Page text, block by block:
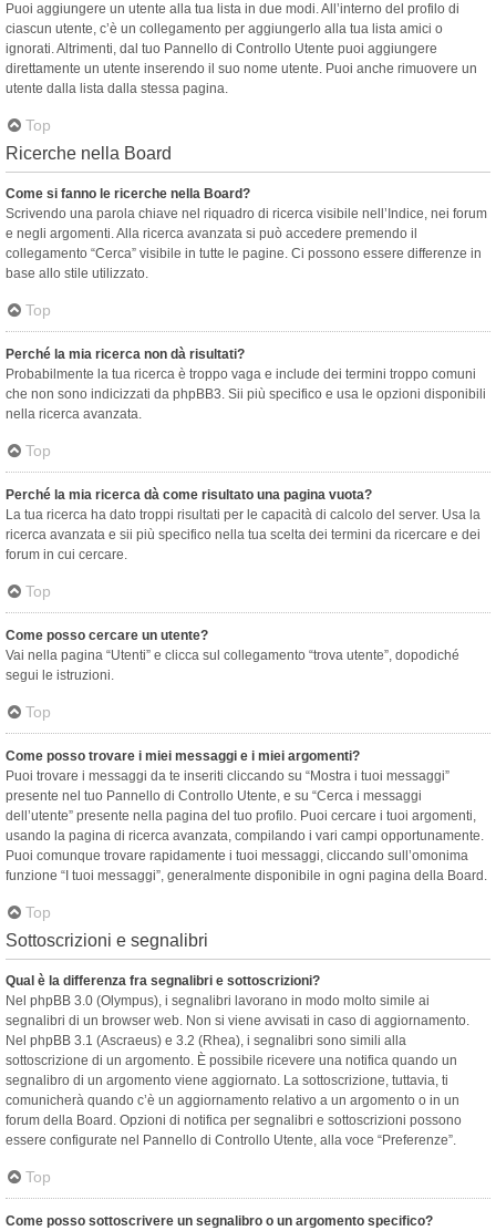
Puoi aggiungere un utente alla tua lista in due modi. All’interno del profilo di
ciascun utente, c’è un collegamento per aggiungerlo alla tua lista amici o
ignorati. Altrimenti, dal tuo Pannello di Controllo Utente puoi aggiungere
direttamente un utente inserendo il suo nome utente. Puoi anche rimuovere un
utente dalla lista dalla stessa pagina.
Top
Ricerche nella Board
Come si fanno le ricerche nella Board?
Scrivendo una parola chiave nel riquadro di ricerca visibile nell’Indice, nei forum
e negli argomenti. Alla ricerca avanzata si può accedere premendo il
collegamento “Cerca” visibile in tutte le pagine. Ci possono essere differenze in
base allo stile utilizzato.
Top
Perché la mia ricerca non dà risultati?
Probabilmente la tua ricerca è troppo vaga e include dei termini troppo comuni
che non sono indicizzati da phpBB3. Sii più specifico e usa le opzioni disponibili
nella ricerca avanzata.
Top
Perché la mia ricerca dà come risultato una pagina vuota?
La tua ricerca ha dato troppi risultati per le capacità di calcolo del server. Usa la
ricerca avanzata e sii più specifico nella tua scelta dei termini da ricercare e dei
forum in cui cercare.
Top
Come posso cercare un utente?
Vai nella pagina “Utenti” e clicca sul collegamento “trova utente”, dopodiché
segui le istruzioni.
Top
Come posso trovare i miei messaggi e i miei argomenti?
Puoi trovare i messaggi da te inseriti cliccando su “Mostra i tuoi messaggi”
presente nel tuo Pannello di Controllo Utente, e su “Cerca i messaggi
dell’utente” presente nella pagina del tuo profilo. Puoi cercare i tuoi argomenti,
usando la pagina di ricerca avanzata, compilando i vari campi opportunamente.
Puoi comunque trovare rapidamente i tuoi messaggi, cliccando sull’omonima
funzione “I tuoi messaggi”, generalmente disponibile in ogni pagina della Board.
Top
Sottoscrizioni e segnalibri
Qual è la differenza fra segnalibri e sottoscrizioni?
Nel phpBB 3.0 (Olympus), i segnalibri lavorano in modo molto simile ai
segnalibri di un browser web. Non si viene avvisati in caso di aggiornamento.
Nel phpBB 3.1 (Ascraeus) e 3.2 (Rhea), i segnalibri sono simili alla
sottoscrizione di un argomento. È possibile ricevere una notifica quando un
segnalibro di un argomento viene aggiornato. La sottoscrizione, tuttavia, ti
comunicherà quando c’è un aggiornamento relativo a un argomento o in un
forum della Board. Opzioni di notifica per segnalibri e sottoscrizioni possono
essere configurate nel Pannello di Controllo Utente, alla voce “Preferenze”.
Top
Come posso sottoscrivere un segnalibro o un argomento specifico?